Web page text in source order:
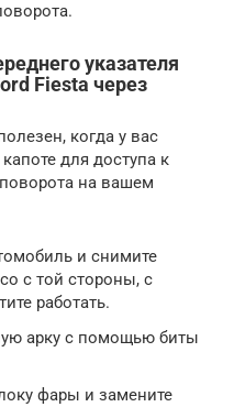
указателя
Fiesta через
когда у вас
для доступа к
на вашем
и снимите
с той стороны, с
работать.
арку с помощью биты
фары и замените